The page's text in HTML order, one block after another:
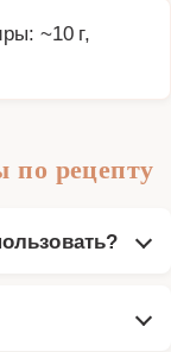
~10 г,
по рецепту